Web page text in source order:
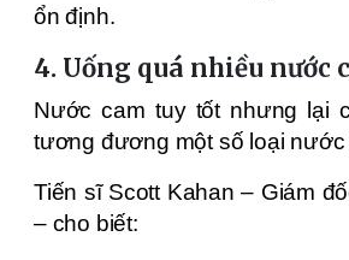
ổn định.
4. Uống quá nhiều nước
Nước cam tuy tốt nhưng lại
tương đương một số loại nước
Tiến sĩ Scott Kahan – Giám
– cho biết: